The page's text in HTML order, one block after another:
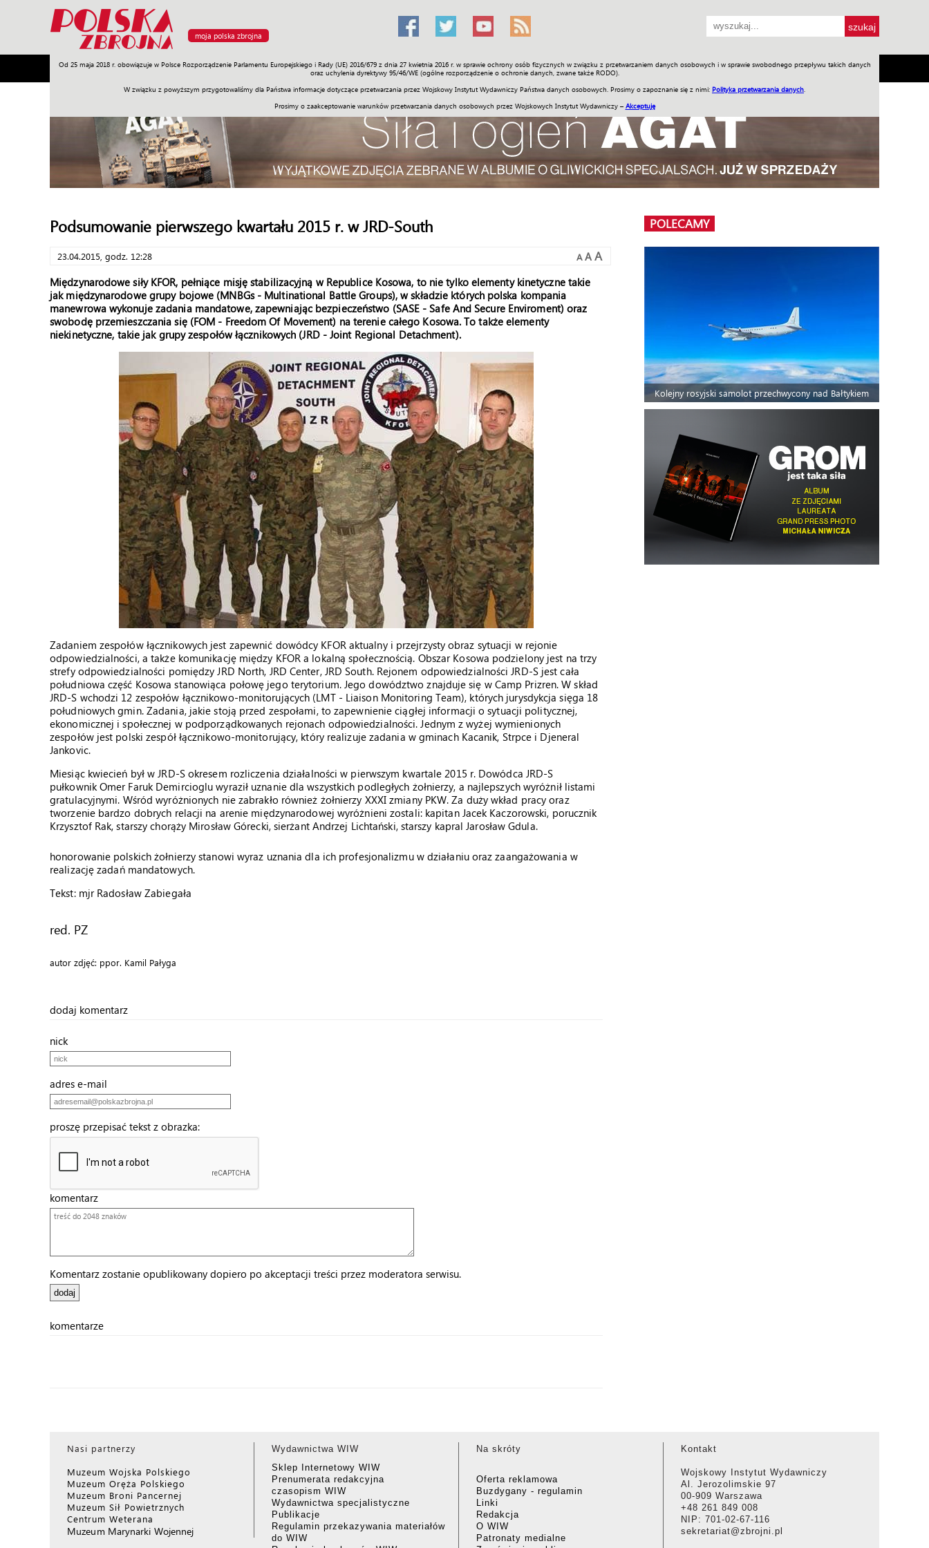
moja polska zbrojna
Od 25 maja 2018 r. obowiązuje w Polsce Rozporządzenie Parlamentu Europejskiego i Rady (UE) 2016/679 z dnia 27 kwietnia 2016 r. w sprawie ochrony osób fizycznych w związku z przetwarzaniem danych osobowych i w sprawie swobodnego przepływu takich danych
oraz uchylenia dyrektywy 95/46/WE (ogólne rozporządzenie o ochronie danych, zwane także RODO).
W związku z powyższym przygotowaliśmy dla Państwa informacje dotyczące przetwarzania przez Wojskowy Instytut Wydawniczy Państwa danych osobowych. Prosimy o zapoznanie się z nimi: Polityka przetwarzania danych
Prosimy o zaakceptowanie warunków przetwarzania danych osobowych przez Wojskowych Instytut Wydawniczy – Akceptuję
Armia Poligon Sprzęt Misje Polityka Prawo Świat Społeczność Sport Historia Galerie Wideo ENGLISH SKLEP Jednodniówki Praca w WIW
Podsumowanie pierwszego kwartału 2015 r. w JRD-South
23.04.2015, godz. 12:28 A A A
Międzynarodowe siły KFOR, pełniące misję stabilizacyjną w Republice Kosowa, to nie tylko elementy kinetyczne takie
jak międzynarodowe grupy bojowe (MNBGs - Multinational Battle Groups), w składzie których polska kompania
manewrowa wykonuje zadania mandatowe, zapewniając bezpieczeństwo (SASE - Safe And Secure Enviroment) oraz
swobodę przemieszczania się (FOM - Freedom Of Movement) na terenie całego Kosowa. To także elementy
niekinetyczne, takie jak grupy zespołów łącznikowych (JRD - Joint Regional Detachment).
Zadaniem zespołów łącznikowych jest zapewnić dowódcy KFOR aktualny i przejrzysty obraz sytuacji w rejonie
odpowiedzialności, a także komunikację między KFOR a lokalną społecznością. Obszar Kosowa podzielony jest na trzy
strefy odpowiedzialności pomiędzy JRD North, JRD Center, JRD South. Rejonem odpowiedzialności JRD-S jest cała
południowa część Kosowa stanowiąca połowę jego terytorium. Jego dowództwo znajduje się w Camp Prizren. W skład
JRD-S wchodzi 12 zespołów łącznikowo-monitorujących (LMT - Liaison Monitoring Team), których jurysdykcja sięga 18
południowych gmin. Zadania, jakie stoją przed zespołami, to zapewnienie ciągłej informacji o sytuacji politycznej,
ekonomicznej i społecznej w podporządkowanych rejonach odpowiedzialności. Jednym z wyżej wymienionych
zespołów jest polski zespół łącznikowo-monitorujący, który realizuje zadania w gminach Kacanik, Strpce i Djeneral
Jankovic.
Miesiąc kwiecień był w JRD-S okresem rozliczenia działalności w pierwszym kwartale 2015 r. Dowódca JRD-S
pułkownik Omer Faruk Demircioglu wyraził uznanie dla wszystkich podległych żołnierzy, a najlepszych wyróżnił listami
gratulacyjnymi. Wśród wyróżnionych nie zabrakło również żołnierzy XXXI zmiany PKW. Za duży wkład pracy oraz
tworzenie bardzo dobrych relacji na arenie międzynarodowej wyróżnieni zostali: kapitan Jacek Kaczorowski, porucznik
Krzysztof Rak, starszy chorąży Mirosław Górecki, sierżant Andrzej Lichtański, starszy kapral Jarosław Gdula.
honorowanie polskich żołnierzy stanowi wyraz uznania dla ich profesjonalizmu w działaniu oraz zaangażowania w
realizację zadań mandatowych.
Tekst: mjr Radosław Zabiegała
red. PZ
autor zdjęć: ppor. Kamil Pałyga
dodaj komentarz
nick
adres e-mail
proszę przepisać tekst z obrazka:
komentarz
Komentarz zostanie opublikowany dopiero po akceptacji treści przez moderatora serwisu.
komentarze
POLECAMY
Kolejny rosyjski samolot przechwycony nad Bałtykiem
Nasi partnerzy
Muzeum Wojska Polskiego
Muzeum Oręża Polskiego
Muzeum Broni Pancernej
Muzeum Sił Powietrznych
Centrum Weterana
Muzeum Marynarki Wojennej
Wydawnictwa WIW
Sklep Internetowy WIW
Prenumerata redakcyjna
czasopism WIW
Wydawnictwa specjalistyczne
Publikacje
Regulamin przekazywania materiałów
do WIW
Na skróty
Oferta reklamowa
Buzdygany - regulamin
Linki
Redakcja
O WIW
Patronaty medialne
Kontakt
Wojskowy Instytut Wydawniczy
Al. Jerozolimskie 97
00-909 Warszawa
+48 261 849 008
NIP: 701-02-67-116
sekretariat@zbrojni.pl